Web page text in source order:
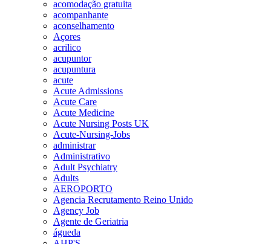
acomodação gratuita
acompanhante
aconselhamento
Açores
acrilico
acupuntor
acupuntura
acute
Acute Admissions
Acute Care
Acute Medicine
Acute Nursing Posts UK
Acute-Nursing-Jobs
administrar
Administrativo
Adult Psychiatry
Adults
AEROPORTO
Agencia Recrutamento Reino Unido
Agency Job
Agente de Geriatria
águeda